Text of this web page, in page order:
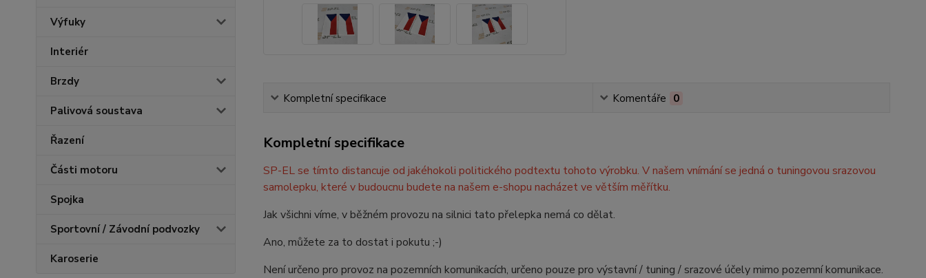
Výfuky
Interiér
Brzdy
Palivová soustava
Řazení
Části motoru
Spojka
Sportovní / Závodní podvozky
Karoserie
Kompletní specifikace Komentáře 0
Kompletní specifikace
SP-EL se tímto distancuje od jakéhokoli politického podtextu tohoto výrobku. V našem vnímání se jedná o tuningovou srazovou
samolepku, které v budoucnu budete na našem e-shopu nacházet ve větším měřítku.
Jak všichni víme, v běžném provozu na silnici tato přelepka nemá co dělat.
Ano, můžete za to dostat i pokutu ;-)
Není určeno pro provoz na pozemních komunikacích, určeno pouze pro výstavní / tuning / srazové účely mimo pozemní komunikace.